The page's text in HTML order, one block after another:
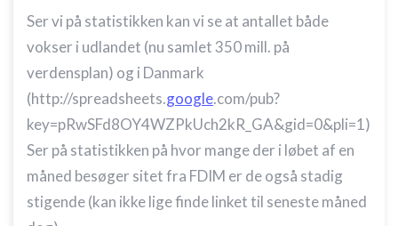
Ser vi på statistikken kan vi se at antallet både
vokser i udlandet (nu samlet 350 mill. på
verdensplan) og i Danmark
(http://spreadsheets.google.com/pub?
key=pRwSFd8OY4WZPkUch2kR_GA&gid=0&pli=1)
Ser på statistikken på hvor mange der i løbet af en
måned besøger sitet fra FDIM er de også stadig
stigende (kan ikke lige finde linket til seneste måned